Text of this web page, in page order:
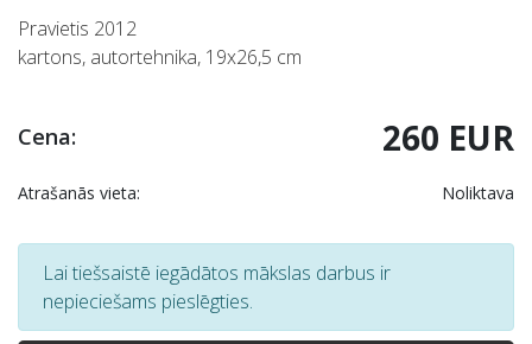
Pravietis 2012
kartons, autortehnika, 19x26,5 cm
Cena: 260 EUR
Atrašanās vieta: Noliktava
Lai tiešsaistē iegādātos mākslas darbus ir
nepieciešams pieslēgties.